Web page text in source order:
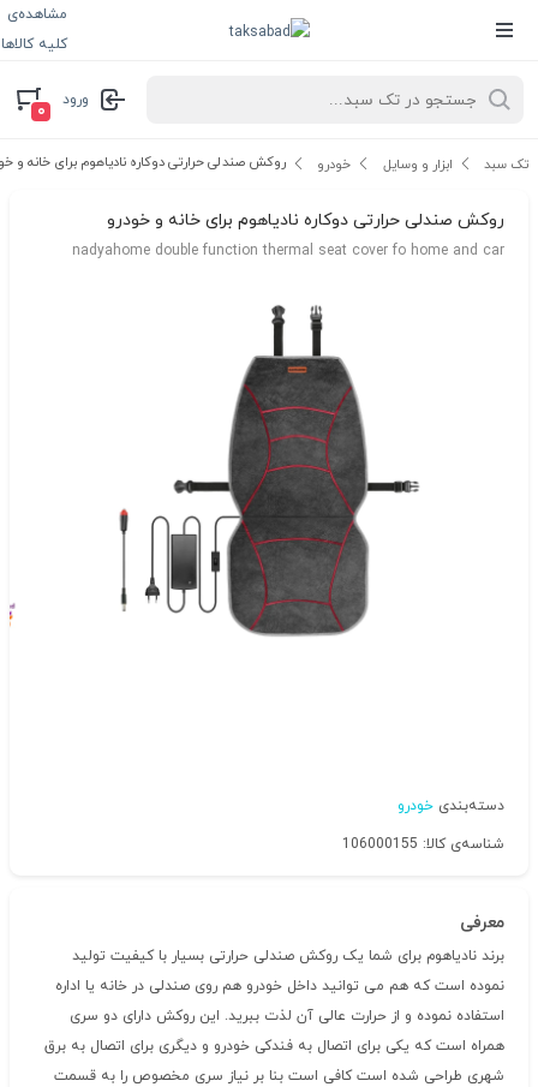
مشاهده‌ی
کلیه کالاها
ورود
۰
تک سبد ابزار و وسایل خودرو روکش صندلی حرارتی دوکاره نادیاهوم برای خانه و
روکش صندلی حرارتی دوکاره نادیاهوم برای خانه و خودرو
nadyahome double function thermal seat cover fo home and car
دسته‌بندی خودرو
شناسه‌ی کالا: 106000155
معرفی
برند نادیاهوم برای شما یک روکش صندلی حرارتی بسیار با کیفیت تولید
نموده است که هم می توانید داخل خودرو هم روی صندلی در خانه یا اداره
استفاده نموده و از حرارت عالی آن لذت ببرید. این روکش دارای دو سری
همراه است که یکی برای اتصال به فندکی خودرو و دیگری برای اتصال به برق
شهری طراحی شده است کافی است بنا بر نیاز سری مخصوص را به قسمت